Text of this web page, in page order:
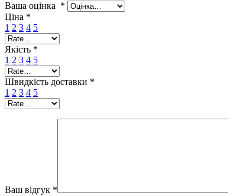
Ваша оцінка *
Ціна *
1 2 3 4 5
Якість *
1 2 3 4 5
Швидкість доставки *
1 2 3 4 5
Ваш відгук *